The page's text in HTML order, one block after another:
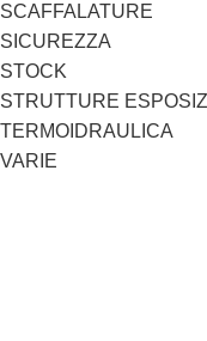
SCAFFALATURE
SICUREZZA
STOCK
STRUTTURE
TERMOIDRAULICA
VARIE